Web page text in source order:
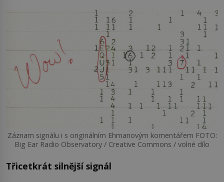
Záznam signálu i s originálním Ehmanovým komentářem FOTO:
Big Ear Radio Observatory / Creative Commons / volné dílo
Třicetkrát silnější signál